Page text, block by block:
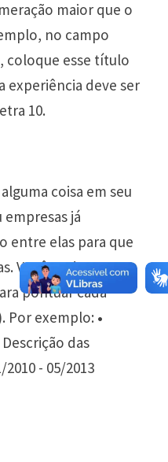
maior que o
no campo
coloque esse título
experiência deve ser
10.
coisa em seu
já
entre elas para que
Você pode usar
pontuar cada
Por exemplo: •
das
- 05/2013